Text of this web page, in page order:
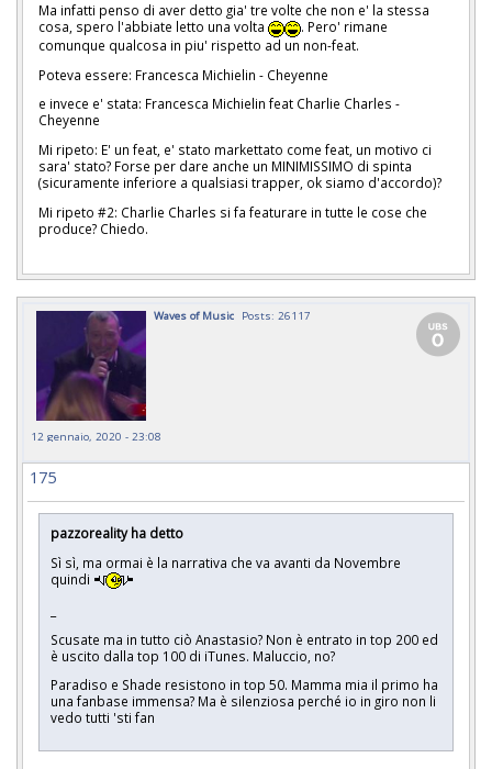
Ma infatti penso di aver detto gia' tre volte che non e' la stessa
cosa, spero l'abbiate letto una volta
. Pero' rimane
comunque qualcosa in piu' rispetto ad un non-feat.
Poteva essere: Francesca Michielin - Cheyenne
e invece e' stata: Francesca Michielin feat Charlie Charles -
Cheyenne
Mi ripeto: E' un feat, e' stato markettato come feat, un motivo ci
sara' stato? Forse per dare anche un MINIMISSIMO di spinta
(sicuramente inferiore a qualsiasi trapper, ok siamo d'accordo)?
Mi ripeto #2: Charlie Charles si fa featurare in tutte le cose che
produce? Chiedo.
Waves of Music Posts: 26117
12 gennaio, 2020 - 23:08
175
pazzoreality ha detto
Sì sì, ma ormai è la narrativa che va avanti da Novembre
quindi
Scusate ma in tutto ciò Anastasio? Non è entrato in top 200 ed
è uscito dalla top 100 di iTunes. Maluccio, no?
Paradiso e Shade resistono in top 50. Mamma mia il primo ha
una fanbase immensa? Ma è silenziosa perché io in giro non li
vedo tutti 'sti fan